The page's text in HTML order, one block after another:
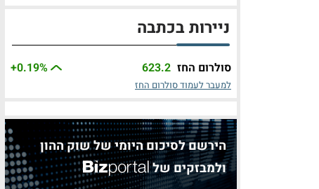
ניירות בכתבה
סולרום החז 623.2
+0.19%
למעבר לעמוד סולרום החז
הירשם לסיכום היומי של שוק ההון
ולמבזקים של